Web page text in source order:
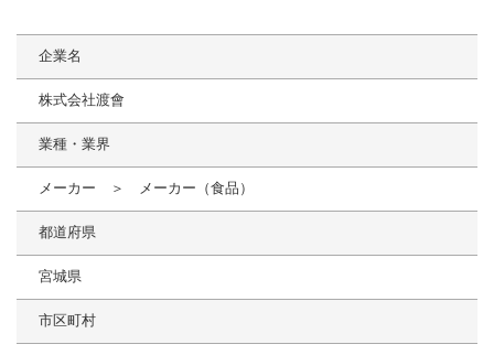
企業名
株式会社渡會
業種・業界
メーカー ＞ メーカー（食品）
都道府県
宮城県
市区町村